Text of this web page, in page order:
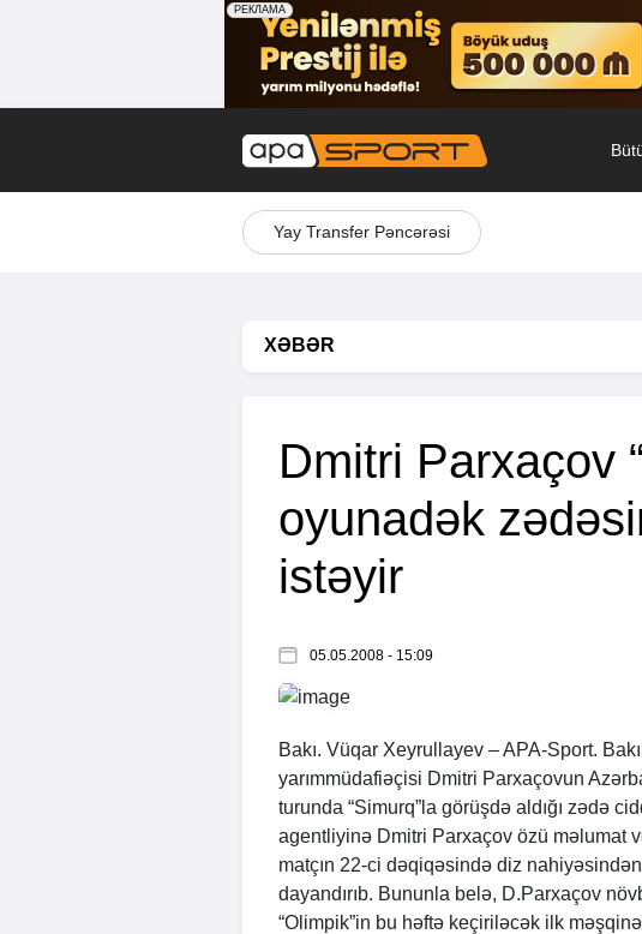
Yay Transfer Pəncərəsi
XƏBƏR
Dmitri Parxaçov
oyunadək
istəyir
05.05.2008 - 15:09
Bakı. Vüqar Xeyrullayev –APA-Sport.
yarımmüdafiəçisi Dmitri Parxaçovun
turunda “Simurq”la görüşdə aldığı zədə
agentliyinə Dmitri Parxaçov özü məlumat
matçın 22-ci dəqiqəsində diz nahiyəsindən
dayandırıb. Bununla belə, D.Parxaçov
“Olimpik”in bu həftə keçiriləcək ilk